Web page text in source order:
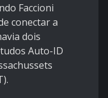
Faccioni
conectar a
dois
Auto-ID